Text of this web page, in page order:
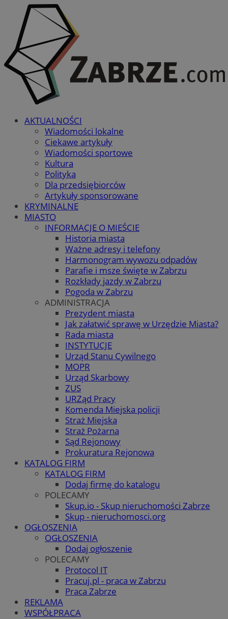
AKTUALNOŚCI
Wiadomości lokalne
Ciekawe artykuły
Wiadomości sportowe
Kultura
Polityka
Dla przedsiębiorców
Artykuły sponsorowane
KRYMINALNE
MIASTO
INFORMACJE O MIEŚCIE
Historia miasta
Ważne adresy i telefony
Harmonogram wywozu odpadów
Parafie i msze święte w Zabrzu
Rozkłady jazdy w Zabrzu
Pogoda w Zabrzu
ADMINISTRACJA
Prezydent miasta
Jak załatwić sprawę w Urzędzie Miasta?
Rada miasta
INSTYTUCJE
Urząd Stanu Cywilnego
MOPR
Urząd Skarbowy
ZUS
URZąd Pracy
Komenda Miejska policji
Straż Miejska
Straż Pożarna
Sąd Rejonowy
Prokuratura Rejonowa
KATALOG FIRM
KATALOG FIRM
Dodaj firmę do katalogu
POLECAMY
Skup.io - Skup nieruchomości Zabrze
Skup - nieruchomosci.org
OGŁOSZENIA
OGŁOSZENIA
Dodaj ogłoszenie
POLECAMY
Protocol IT
Pracuj.pl - praca w Zabrzu
Praca Zabrze
REKLAMA
WSPÓŁPRACA